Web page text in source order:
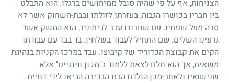
הצניחות, אף על פי שהיה סובל ממיחושים ברגלו. הוא התבלט
בין חבריו בכושרו הגבוה, בעזרתו לזולתו ובבת-השחוק אשר לא
סרה מעל שפתיו. עם שחרורו עבר לבית-ניר, הוא המשק אשר
גרעינו השלים. שם התחיל לעבוד בשלחין. בד בבד עם עבודתו
הקים את קבוצת הכדוריד של קיבוצו. עבד במרכז הקניות בנהיגת
משאית, אך הוא חלם לצאת ללמוד ב"מכון ווינגייט" אלא
שנישואיו ולאחר-מכן הולדת הבת הבכירה הביאו לידי דחיית